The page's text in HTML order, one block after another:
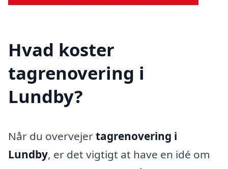
Hvad koster
tagrenovering i
Lundby?
Når du overvejertagrenovering i
Lundby, er det vigtigt at have en idé om